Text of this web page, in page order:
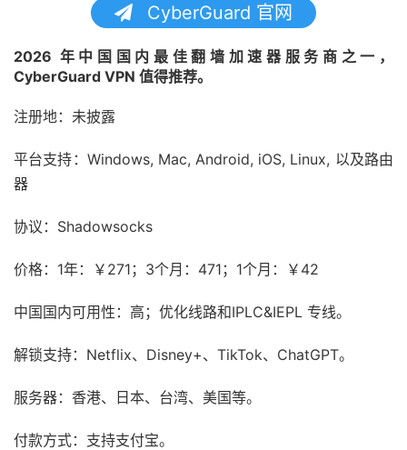
CyberGuard 官网
2026 年中国国内最佳翻墙加速器服务商之一，
CyberGuard VPN 值得推荐。
注册地：未披露
平台支持：Windows, Mac, Android, iOS, Linux, 以及路由
器
协议：Shadowsocks
价格：1年：￥271；3个月：471；1个月：￥42
中国国内可用性：高；优化线路和IPLC&IEPL 专线。
解锁支持：Netflix、Disney+、TikTok、ChatGPT。
服务器：香港、日本、台湾、美国等。
付款方式：支持支付宝。